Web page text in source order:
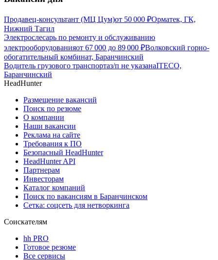
Продавец-консультант (МЦ Цум)от 50 000 ₽Орматек, ГК,
Нижний Тагил
Электрослесарь по ремонту и обслуживанию
электрооборудованияот 67 000 до 89 000 ₽Волковский горно-
обогатительный комбинат, Баранчинский
Водитель грузового транспортаз/п не указанаITECO,
Баранчинский
HeadHunter
Размещение вакансий
Поиск по резюме
О компании
Наши вакансии
Реклама на сайте
Требования к ПО
Безопасный HeadHunter
HeadHunter API
Партнерам
Инвесторам
Каталог компаний
Поиск по вакансиям в Баранчинском
Сетка: соцсеть для нетворкинга
Соискателям
hh PRO
Готовое резюме
Все сервисы